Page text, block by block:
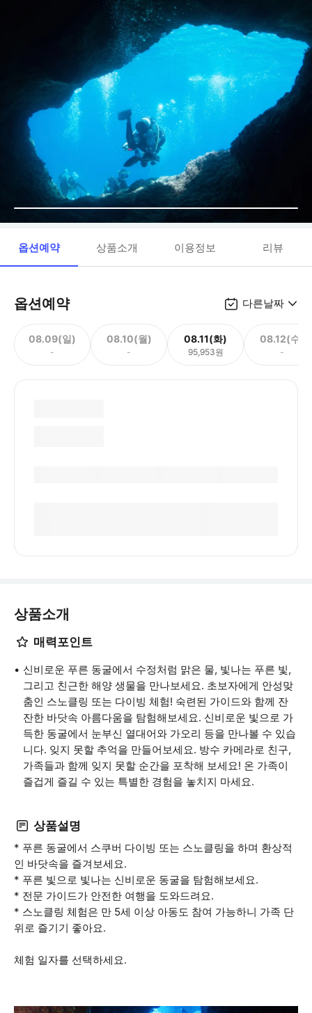
옵션예약 상품소개 이용정보 리뷰
옵션예약 다른날짜
08.09(일)
-
08.10(월)
-
08.11(화)
95,953원
08.12(수)
-
상품소개
매력포인트
신비로운 푸른 동굴에서 수정처럼 맑은 물, 빛나는 푸른 빛,
그리고 친근한 해양 생물을 만나보세요. 초보자에게 안성맞
춤인 스노클링 또는 다이빙 체험! 숙련된 가이드와 함께 잔
잔한 바닷속 아름다움을 탐험해보세요. 신비로운 빛으로 가
득한 동굴에서 눈부신 열대어와 가오리 등을 만나볼 수 있습
니다. 잊지 못할 추억을 만들어보세요. 방수 카메라로 친구,
가족들과 함께 잊지 못할 순간을 포착해 보세요! 온 가족이
즐겁게 즐길 수 있는 특별한 경험을 놓치지 마세요.
상품설명
* 푸른 동굴에서 스쿠버 다이빙 또는 스노클링을 하며 환상적
인 바닷속을 즐겨보세요.
* 푸른 빛으로 빛나는 신비로운 동굴을 탐험해보세요.
* 전문 가이드가 안전한 여행을 도와드려요.
* 스노클링 체험은 만 5세 이상 아동도 참여 가능하니 가족 단
위로 즐기기 좋아요.
체험 일자를 선택하세요.